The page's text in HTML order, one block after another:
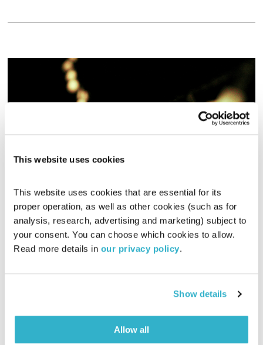
This website uses cookies
This website uses cookies that are essential for its
proper operation, as well as other cookies (such as for
analysis, research, advertising and marketing) subject to
your consent. You can choose which cookies to allow.
Read more details in our privacy policy.
Show details
Allow all
אור וחושך
בודהה בעין הסערה
דליק ווליניץוד"ר נעמה אושרי
07.12.23
00:50:04
אודיו